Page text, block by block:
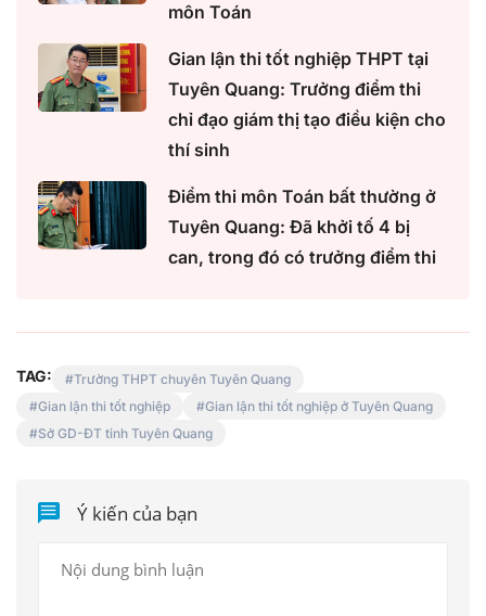
môn Toán
Gian lận thi tốt nghiệp THPT tại
Tuyên Quang: Trưởng điểm thi
chỉ đạo giám thị tạo điều kiện cho
thí sinh
Điểm thi môn Toán bất thường ở
Tuyên Quang: Đã khởi tố 4 bị
can, trong đó có trưởng điểm thi
TAG:
Trường THPT chuyên Tuyên Quang
Gian lận thi tốt nghiệp
Gian lận thi tốt nghiệp ở Tuyên Quang
Sở GD-ĐT tỉnh Tuyên Quang
Ý kiến của bạn